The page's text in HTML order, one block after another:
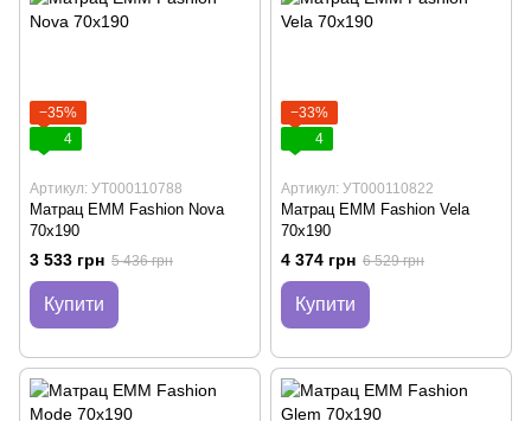
−35%
4
Артикул: УТ000110788
Матрац EMM Fashion Nova
70х190
3 533 грн 5 436 грн
Купити
−33%
4
Артикул: УТ000110822
Матрац EMM Fashion Vela
70х190
4 374 грн 6 529 грн
Купити